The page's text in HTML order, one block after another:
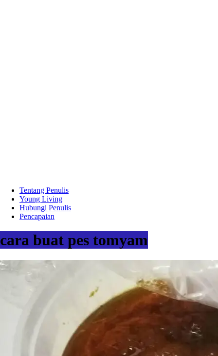
Tentang Penulis
Young Living
Hubungi Penulis
Pencapaian
cara buat pes tomyam